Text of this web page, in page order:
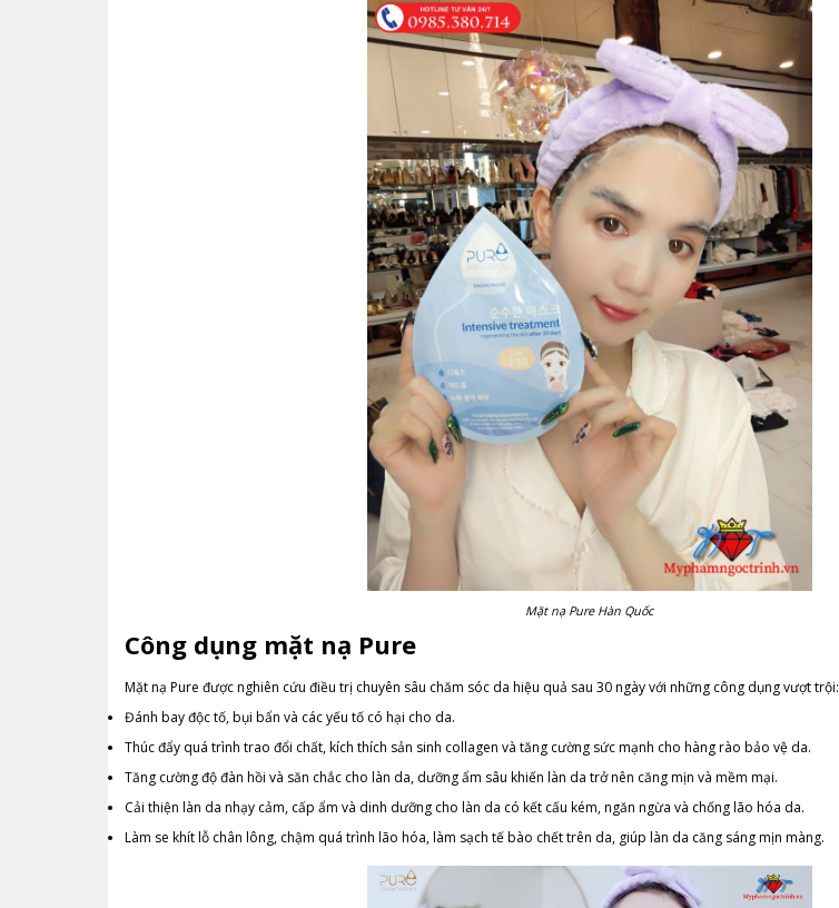
Mặt nạ Pure Hàn Quốc
Công dụng mặt nạ Pure
Mặt nạ Pure được nghiên cứu điều trị chuyên sâu chăm sóc da hiệu quả sau 30 ngày với những công dụng vượt trội:
Đánh bay độc tố, bụi bẩn và các yếu tố có hại cho da.
Thúc đẩy quá trình trao đổi chất, kích thích sản sinh collagen và tăng cường sức mạnh cho hàng rào bảo vệ da.
Tăng cường độ đàn hồi và săn chắc cho làn da, dưỡng ẩm sâu khiến làn da trở nên căng mịn và mềm mại.
Cải thiện làn da nhạy cảm, cấp ẩm và dinh dưỡng cho làn da có kết cấu kém, ngăn ngừa và chống lão hóa da.
Làm se khít lỗ chân lông, chậm quá trình lão hóa, làm sạch tế bào chết trên da, giúp làn da căng sáng mịn màng.